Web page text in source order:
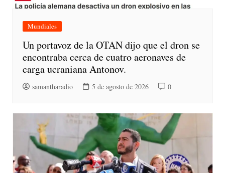
Mundiales
Un portavoz de la OTAN dijo que el dron se
encontraba cerca de cuatro aeronaves de
carga ucraniana Antonov.
samantharadio 5 de agosto de 2026 0